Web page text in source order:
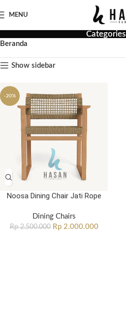
MENU
Categories
Beranda
Show sidebar
-20%
Noosa Dining Chair Jati Rope
Dining Chairs
Rp2.500.000 Rp2.000.000